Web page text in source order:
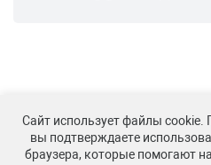
© РэмТЭК, 2020 – 2026
Сайт использует файлы cookie.
вы подтверждаете
браузера, которые помогают